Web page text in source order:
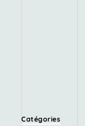
Catégories